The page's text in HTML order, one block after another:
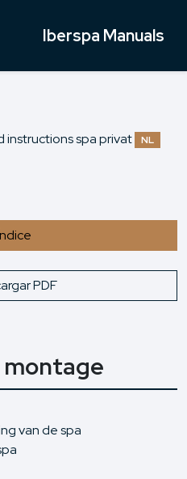
Iberspa Manuals
instructions spa privat
NL
PDF
montage
van de spa